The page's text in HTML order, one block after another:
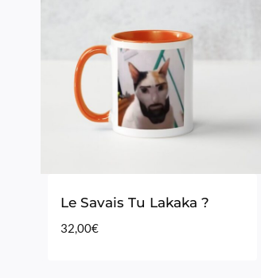
Le Savais Tu Lakaka ?
32,00€